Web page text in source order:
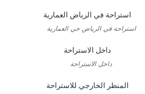
استراحة في الرياض حي العمارية
داخل الاستراحة